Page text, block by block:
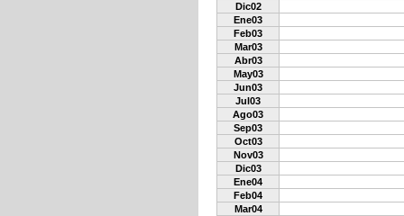
Dic02
Ene03
Feb03
Mar03
Abr03
May03
Jun03
Jul03
Ago03
Sep03
Oct03
Nov03
Dic03
Ene04
Feb04
Mar04